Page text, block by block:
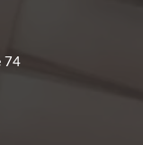
74